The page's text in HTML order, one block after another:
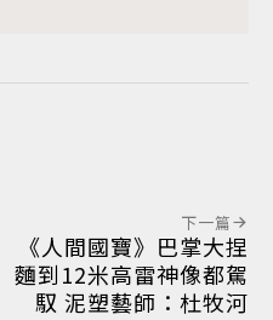
下一篇
《人間國寶》巴掌大捏
麵到12米高雷神像都駕
馭 泥塑藝師：杜牧河